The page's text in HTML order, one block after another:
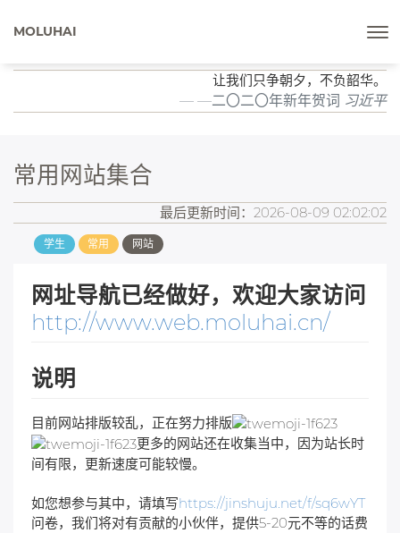
MOLUHAI
让我们只争朝夕，不负韶华。
—二〇二〇年新年贺词 习近平
常用网站集合
最后更新时间：2026-08-09 02:02:02
学生 常用 网站
网址导航已经做好，欢迎大家访问
http://www.web.moluhai.cn/
说明
目前网站排版较乱，正在努力排版
更多的网站还在收集当中，因为站长时
间有限，更新速度可能较慢。
如您想参与其中，请填写https://jinshuju.net/f/sq6wYT
问卷，我们将对有贡献的小伙伴，提供5-20元不等的话费